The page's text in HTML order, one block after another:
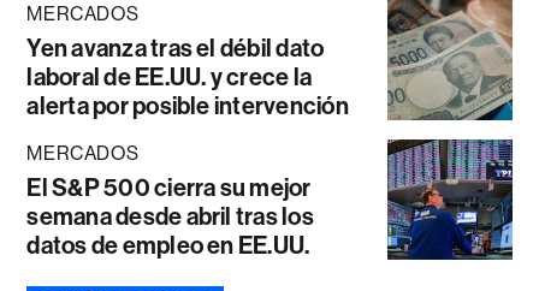
MERCADOS
Yen avanza tras el débil dato
laboral de EE.UU. y crece la
alerta por posible intervención
MERCADOS
El S&P 500 cierra su mejor
semana desde abril tras los
datos de empleo en EE.UU.